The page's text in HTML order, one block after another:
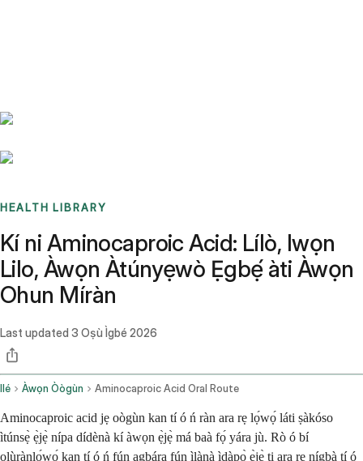
HEALTH LIBRARY
Kí ni Aminocaproic Acid: Lílò, Iwọn
Lilo, Àwọn Àtúnyẹwò Ẹgbẹ́ àti Àwọn
Ohun Míràn
Last updated 3 Oṣù Ìgbé 2026
Ilé Àwọn Òògùn Aminocaproic Acid Oral Route
Aminocaproic acid jẹ oògùn kan tí ó ń ràn ara rẹ lọ́wọ́ láti ṣàkóso
ìtúnsẹ̀ ẹ̀jẹ̀ nípa dídènà kí àwọn ẹ̀jẹ̀ má baà fọ́ yára jù. Rò ó bí
olùrànlọ́wọ́ kan tí ó ń fún agbára fún ìlànà ìdàpọ̀ ẹ̀jẹ̀ ti ara rẹ nígbà tí ó